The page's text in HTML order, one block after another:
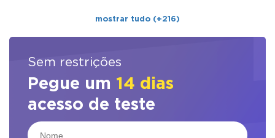
mostrar tudo (+216)
Sem restrições
Pegue um 14 dias
acesso de teste